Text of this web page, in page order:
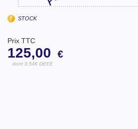
STOCK
Prix TTC
125,00 €
dont 3.54€ DEEE